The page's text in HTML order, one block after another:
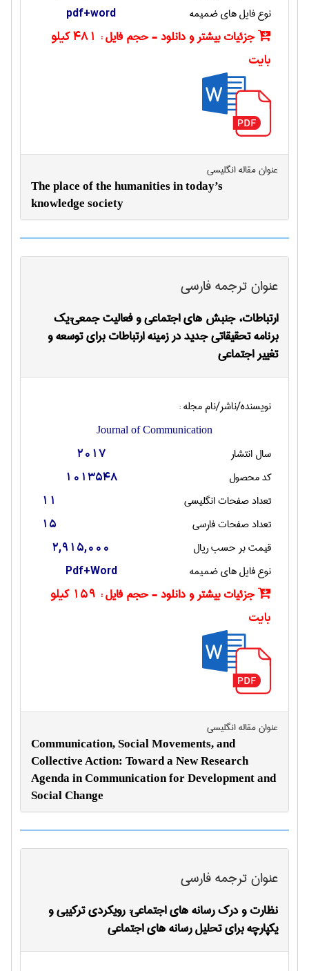
نوع فایل های ضمیمه pdf+word
جزئیات بیشتر و دانلود - حجم فایل :
481 کیلو
بایت
عنوان مقاله انگليسی
The place of the humanities in today’s
knowledge society
عنوان ترجمه فارسی
ارتباطات، جنبش های اجتماعی و فعالیت جمعی:یک
برنامه تحقیقاتی جدید در زمینه ارتباطات برای توسعه و
تغییر اجتماعی
نویسنده/ناشر/نام مجله :
Journal of Communication
سال انتشار 2017
کد محصول 1013548
تعداد صفحات انگليسی 11
تعداد صفحات فارسی 15
قیمت بر حسب ریال 2,915,000
نوع فایل های ضمیمه Pdf+Word
جزئیات بیشتر و دانلود - حجم فایل :
159 کیلو
بایت
عنوان مقاله انگليسی
Communication, Social Movements, and
Collective Action: Toward a New Research
Agenda in Communication for Development and
Social Change
عنوان ترجمه فارسی
نظارت و درک رسانه های اجتماعی: رویکردی ترکیبی و
یکپارچه برای تحلیل رسانه های اجتماعی